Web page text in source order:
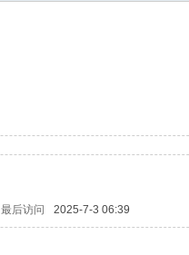
最后访问 2025-7-3 06:39